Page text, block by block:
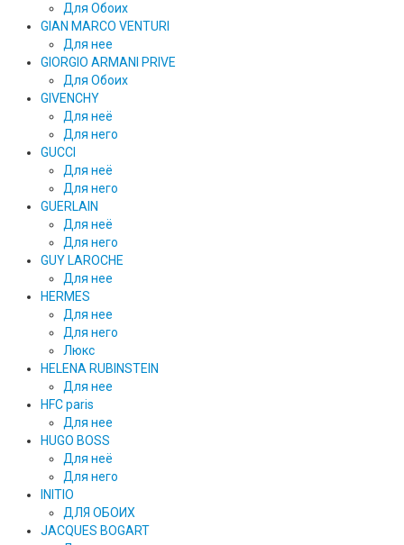
Для Обоих
GIAN MARCO VENTURI
Для нее
GIORGIO ARMANI PRIVE
Для Обоих
GIVENCHY
Для неё
Для него
GUCCI
Для неё
Для него
GUERLAIN
Для неё
Для него
GUY LAROCHE
Для нее
HERMES
Для нее
Для него
Люкс
HELENA RUBINSTEIN
Для нее
HFC paris
Для нее
HUGO BOSS
Для неё
Для него
INITIO
ДЛЯ ОБОИХ
JACQUES BOGART